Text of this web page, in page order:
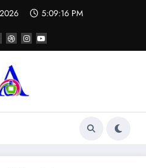
5:09:17 PM